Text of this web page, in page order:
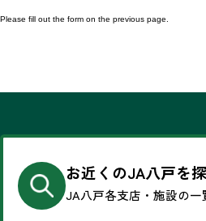
Please fill out the form on the previous page.
お近くのJA八戸を
JA八戸各支店・施設の一